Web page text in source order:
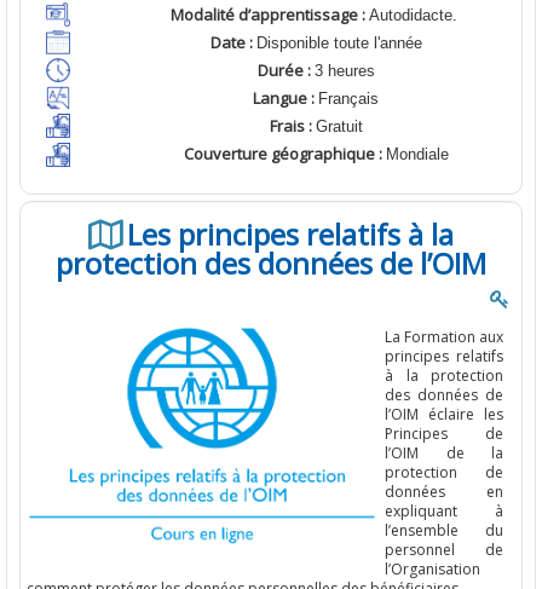
Modalité d’apprentissage : Autodidacte.
Date : Disponible toute l'année
Durée : 3 heures
Langue : Français
Frais : Gratuit
Couverture géographique : Mondiale
Les principes relatifs à la
protection des données de l’OIM
La Formation aux
principes relatifs
à la protection
des données de
l’OIM éclaire les
Principes de
l’OIM de la
protection de
données en
expliquant à
l’ensemble du
personnel de
l’Organisation